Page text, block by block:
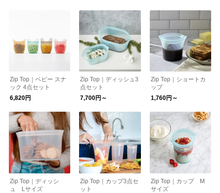
Zip Top｜ベビー スナ
ック 4点セット
6,820円
Zip Top｜ディッシュ3
点セット
7,700円～
Zip Top｜ショートカ
ップ
1,760円～
Zip Top｜ディッシ
ュ Lサイズ
Zip Top｜カップ3点セ
ット
Zip Top｜カップ M
サイズ